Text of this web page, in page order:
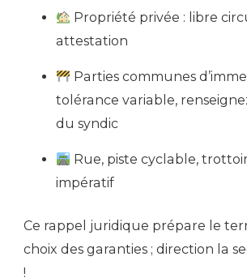
Propriété privée : libre
attestation
Parties communes
tolérance variable,
du syndic
Rue, piste cyclable,
impératif
Ce rappel juridique prépare le
choix des garanties ; direction la
!